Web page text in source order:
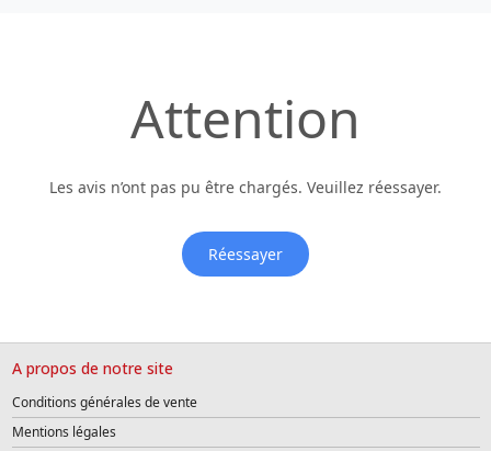
Attention
Les avis n’ont pas pu être chargés. Veuillez réessayer.
Réessayer
A propos de notre site
Conditions générales de vente
Mentions légales